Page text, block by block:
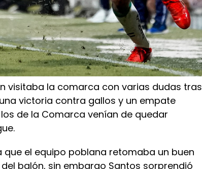
visitaba la comarca con varias dudas tras
victoria contra gallos y un empate
de la Comarca venían de quedar
el equipo poblana retomaba un buen
balón, sin embargo Santos sorprendió